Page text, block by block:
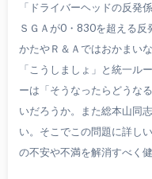
「ドライバーヘッドの反発
ＳＧＡが0・830を超える反
かたやＲ＆Ａではおかまい
「こうしましょ」と統一ル
ーは「そうなったらどうな
いだろうか。また総本山同
い。そこでこの問題に詳し
の不安や不満を解消すべく